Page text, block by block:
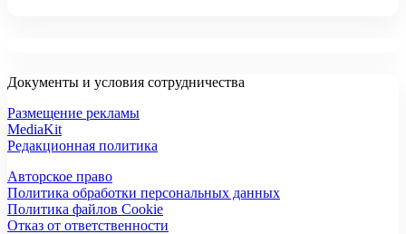
Документы и условия сотрудничества
Размещение рекламы
MediaKit
Редакционная политика
Авторское право
Политика обработки персональных данных
Политика файлов Cookie
Отказ от ответственности